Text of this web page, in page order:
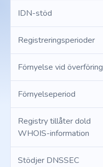
IDN-stöd
Registreringsperioder
Förnyelse vid överföring
Förnyelseperiod
Registry tillåter dold
WHOIS-information
Stödjer DNSSEC